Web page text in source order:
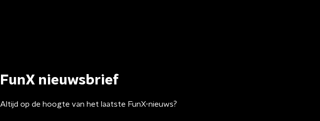
FunX nieuwsbrief
Altijd op de hoogte van het laatste FunX-nieuws?